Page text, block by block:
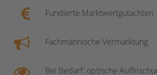
Fundierte Marktwertgutachten
Fachmännische Vermarktung
Bei Bedarf: optische